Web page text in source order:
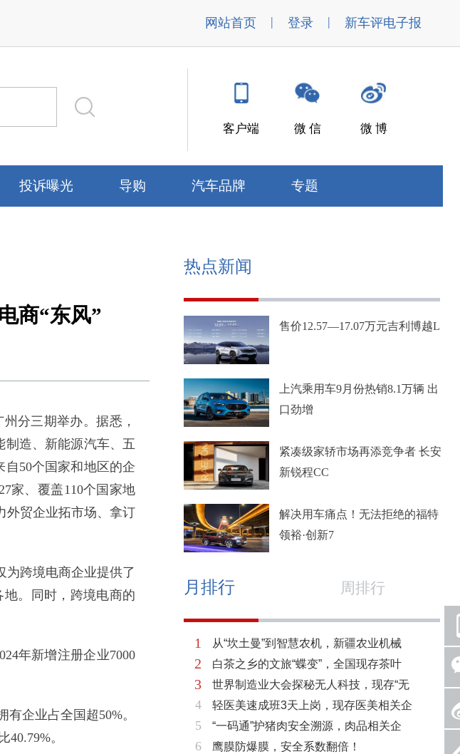
网站首页 | 登录 | 新车评电子报
客户端 微 信 微 博
投诉曝光 导购 汽车品牌 专题
商“东风”
分三期举办。据悉，
制造、新能源汽车、五
50个国家和地区的企
家、覆盖110个国家地
外贸企业拓市场、拿订
为跨境电商企业提供了
。同时，跨境电商的
年新增注册企业7000
企业占全国超50%。
。
热点新闻
售价12.57—17.07万元吉利博越L
上汽乘用车9月份热销8.1万辆 出
口劲增
紧凑级家轿市场再添竞争者 长安
新锐程CC
解决用车痛点！无法拒绝的福特
领裕·创新7
月排行 周排行
1
2
3
4
5
6
从“坎土曼”到智慧农机，新疆农业机械
白茶之乡的文旅“蝶变”，全国现存茶叶
世界制造业大会探秘无人科技，现存“无
轻医美速成班3天上岗，现存医美相关企
“一码通”护猪肉安全溯源，肉品相关企
鹰膜防爆膜，安全系数翻倍！